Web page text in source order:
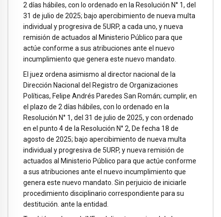
2 días hábiles, con lo ordenado en la Resolución N° 1, del
31 de julio de 2025; bajo apercibimiento de nueva multa
individual y progresiva de 5URP, a cada uno, y nueva
remisión de actuados al Ministerio Público para que
actúe conforme a sus atribuciones ante el nuevo
incumplimiento que genera este nuevo mandato.
El juez ordena asimismo al director nacional de la
Dirección Nacional del Registro de Organizaciones
Políticas, Felipe Andrés Paredes San Román; cumplir, en
el plazo de 2 días hábiles, con lo ordenado en la
Resolución N° 1, del 31 de julio de 2025, y con ordenado
en el punto 4 de la Resolución N° 2, De fecha 18 de
agosto de 2025; bajo apercibimiento de nueva multa
individual y progresiva de 5URP, y nueva remisión de
actuados al Ministerio Público para que actúe conforme
a sus atribuciones ante el nuevo incumplimiento que
genera este nuevo mandato. Sin perjuicio de iniciarle
procedimiento disciplinario correspondiente para su
destitución. ante la entidad.